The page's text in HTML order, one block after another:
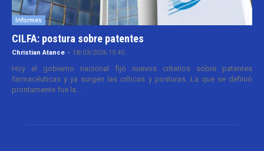
Informes
CILFA: postura sobre patentes
Christian Atance - 18/03/2026 15:45
Hoy el gobierno nacional fijó nuevos criterios sobre patentes
farmacéuticas y ya surgen las críticas y posturas. La que se definió
prontamente fue la...